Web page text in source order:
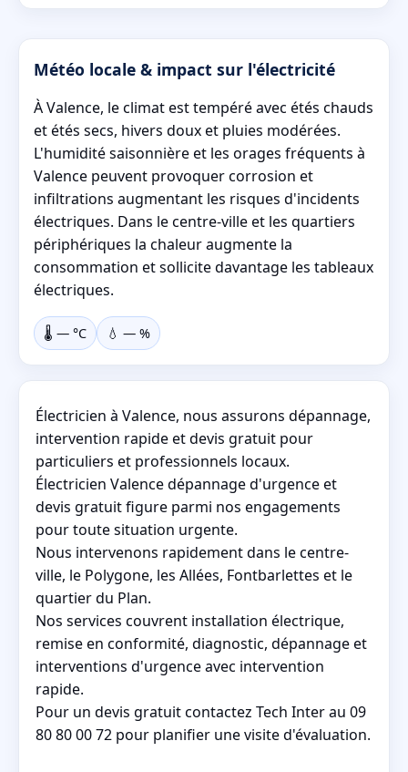
Météo locale & impact sur l'électricité
À Valence, le climat est tempéré avec étés chauds
et étés secs, hivers doux et pluies modérées.
L'humidité saisonnière et les orages fréquents à
Valence peuvent provoquer corrosion et
infiltrations augmentant les risques d'incidents
électriques. Dans le centre-ville et les quartiers
périphériques la chaleur augmente la
consommation et sollicite davantage les tableaux
électriques.
🌡️ — °C 💧 — %
Électricien à Valence, nous assurons dépannage,
intervention rapide et devis gratuit pour
particuliers et professionnels locaux.
Électricien Valence dépannage d'urgence et
devis gratuit figure parmi nos engagements
pour toute situation urgente.
Nous intervenons rapidement dans le centre-
ville, le Polygone, les Allées, Fontbarlettes et le
quartier du Plan.
Nos services couvrent installation électrique,
remise en conformité, diagnostic, dépannage et
interventions d'urgence avec intervention
rapide.
Pour un devis gratuit contactez Tech Inter au 09
80 80 00 72 pour planifier une visite d'évaluation.